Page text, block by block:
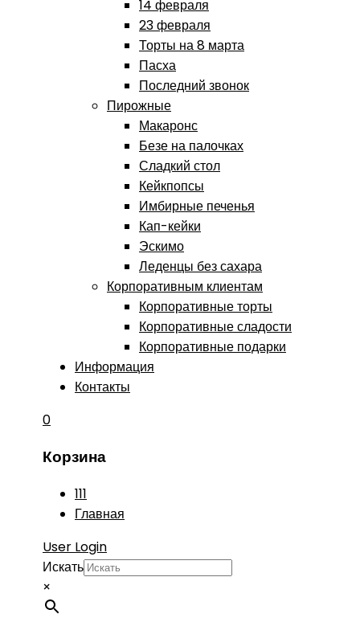
14 февраля
23 февраля
Торты на 8 марта
Пасха
Последний звонок
Пирожные
Макаронс
Безе на палочках
Сладкий стол
Кейкпопсы
Имбирные печенья
Кап-кейки
Эскимо
Леденцы без сахара
Корпоративным клиентам
Корпоративные торты
Корпоративные сладости
Корпоративные подарки
Информация
Контакты
0
Корзина
111
Главная
User Login
Искать
×